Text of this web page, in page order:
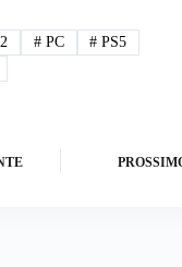
#PC # PS5